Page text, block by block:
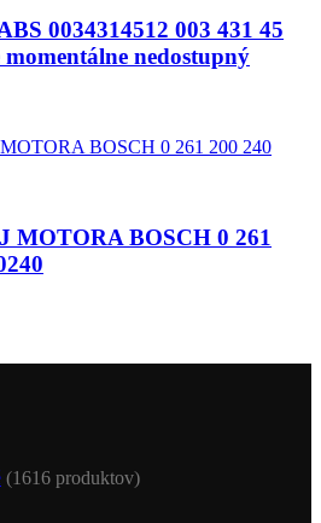
0034314512 003 431 45
nedostupný
MOTORA BOSCH 0 261
1616 produktov